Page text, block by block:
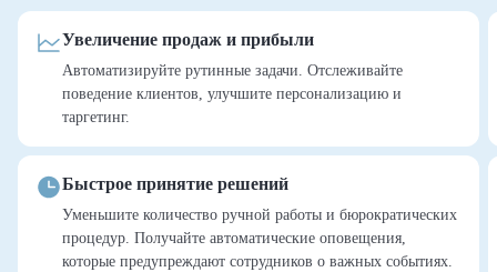
Увеличение продаж и прибыли
Автоматизируйте рутинные задачи. Отслеживайте
поведение клиентов, улучшите персонализацию и
таргетинг.
Быстрое принятие решений
Уменьшите количество ручной работы и бюрократических
процедур. Получайте автоматические оповещения,
которые предупреждают сотрудников о важных событиях.